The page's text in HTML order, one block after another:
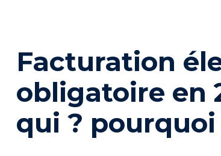
Facturation
obligatoire en
qui ? pourquoi